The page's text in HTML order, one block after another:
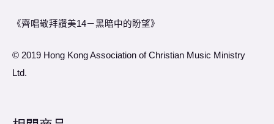
《齊唱敬拜讚美14－黑暗中的盼望》
© 2019 Hong Kong Association of Christian Music Ministry
Ltd.